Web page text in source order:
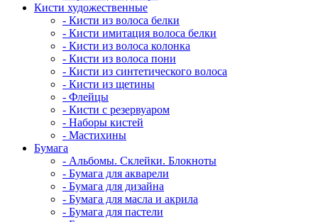
Кисти художественные
- Кисти из волоса белки
- Кисти имитация волоса белки
- Кисти из волоса колонка
- Кисти из волоса пони
- Кисти из синтетического волоса
- Кисти из щетины
- Флейцы
- Кисти с резервуаром
- Наборы кистей
- Мастихины
Бумага
- Альбомы. Склейки. Блокноты
- Бумага для акварели
- Бумага для дизайна
- Бумага для масла и акрила
- Бумага для пастели